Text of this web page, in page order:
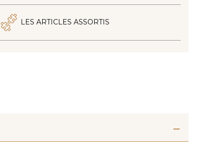
LES ARTICLES ASSORTIS